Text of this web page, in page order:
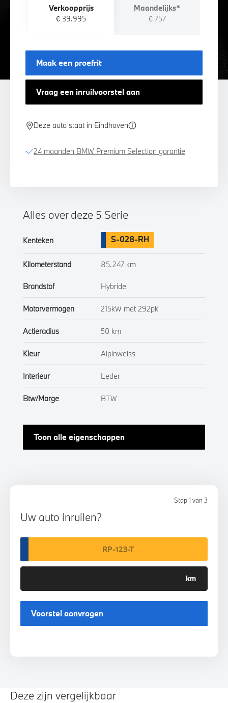
Verkoopprijs
€ 39.995
Maandelijks*
€ 757
Maak een proefrit
Vraag een inruilvoorstel aan
Deze auto staat in Eindhoven
24 maanden BMW Premium Selection garantie
Stap 1 van 3
Uw auto inruilen?
Voorstel aanvragen
Alles over deze 5 Serie
Kenteken S-028-RH
Kilometerstand 85.247 km
Brandstof Hybride
Motorvermogen 215kW met 292pk
Actieradius 50 km
Kleur Alpinweiss
Interieur Leder
Btw/Marge BTW
Toon alle eigenschappen
Deze zijn vergelijkbaar